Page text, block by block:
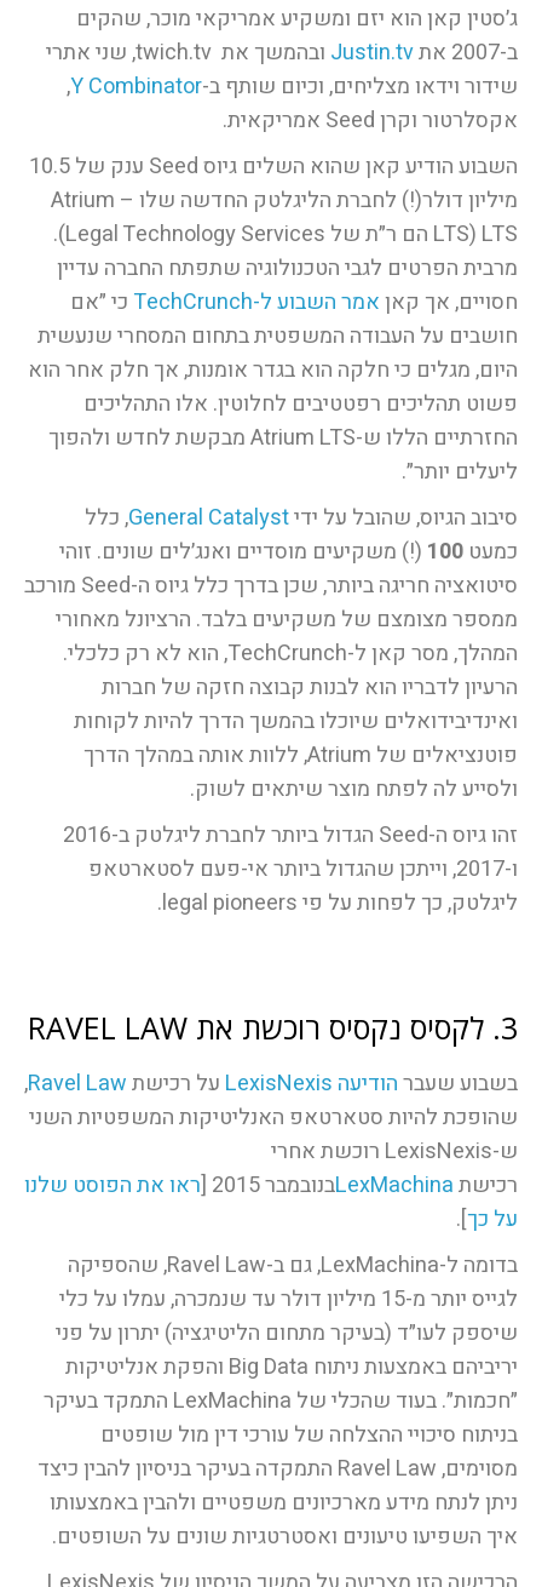
ג׳סטין קאן הוא יזם ומשקיע אמריקאי מוכר, שהקים
ב-2007 את
Justin.tv
ובהמשך את twich.tv, שני אתרי
שידור וידאו מצליחים, וכיום שותף ב-Y Combinator
,
אקסלרטור וקרן Seed אמריקאית.
השבוע הודיע קאן שהוא השלים גיוס Seed ענק של 10.5
מיליון דולר(!) לחברת הליגלטק החדשה שלו – Atrium
LTS (LTS הם ר״ת של Legal Technology Services).
מרבית הפרטים לגבי הטכנולוגיה שתפתח החברה עדיין
חסויים, אך קאןאמר השבוע ל-TechCrunch
כי ״אם
חושבים על העבודה המשפטית בתחום המסחרי שנעשית
היום, מגלים כי חלקה הוא בגדר אומנות, אך חלק אחר הוא
פשוט תהליכים רפטטיבים לחלוטין. אלו התהליכים
החזרתיים הללו ש-Atrium LTS מבקשת לחדש ולהפוך
ליעלים יותר״.
סיבוב הגיוס, שהובל על ידיGeneral Catalyst, כלל
כמעט 100 (!) משקיעים מוסדיים ואנג׳לים שונים. זוהי
סיטואציה חריגה ביותר, שכן בדרך כלל גיוס ה-Seed מורכב
ממספר מצומצם של משקיעים בלבד. הרציונל מאחורי
המהלך, מסר קאן ל-TechCrunch, הוא לא רק כלכלי.
הרעיון לדבריו הוא לבנות קבוצה חזקה של חברות
ואינדיבידואלים שיוכלו בהמשך הדרך להיות לקוחות
פוטנציאלים של Atrium, ללוות אותה במהלך הדרך
ולסייע לה לפתח מוצר שיתאים לשוק.
זהו גיוס ה-Seed הגדול ביותר לחברת ליגלטק ב-2016
ו-2017, וייתכן שהגדול ביותר אי-פעם לסטארטאפ
ליגלטק, כך לפחות על פי legal pioneers.
3. לקסיס נקסיס רוכשת את RAVEL LAW
בשבוע שעברהודיעה LexisNexis על רכישתRavel Law
,
שהופכת להיות סטארטאפ האנליטיקות המשפטיות השני
ש-LexisNexis רוכשת אחרי
רכישתLexMachinaבנובמבר 2015 [
ראו את הפוסט שלנו
על כך].
בדומה ל-LexMachina, גם ב-Ravel Law, שהספיקה
לגייס יותר מ-15 מיליון דולר עד שנמכרה, עמלו על כלי
שיספק לעו״ד (בעיקר מתחום הליטיגציה) יתרון על פני
יריביהם באמצעות ניתוח Big Data והפקת אנליטיקות
״חכמות״. בעוד שהכלי של LexMachina התמקד בעיקר
בניתוח סיכויי ההצלחה של עורכי דין מול שופטים
מסוימים, Ravel Law התמקדה בעיקר בניסיון להבין כיצד
ניתן לנתח מידע מארכיונים משפטיים ולהבין באמצעותו
איך השפיעו טיעונים ואסטרטגיות שונים על השופטים.